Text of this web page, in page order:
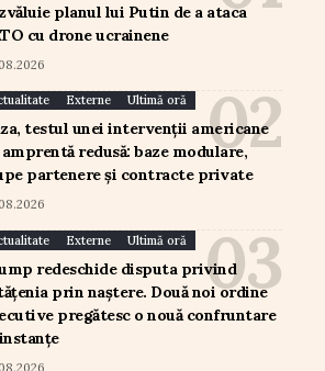
planul lui Putin de a ataca
cu drone ucrainene
Externe Ultimă oră
testul unei intervenții americane
redusă: baze modulare,
partenere și contracte private
Externe Ultimă oră
redeschide disputa privind
prin naștere. Două noi ordine
pregătesc o nouă confruntare